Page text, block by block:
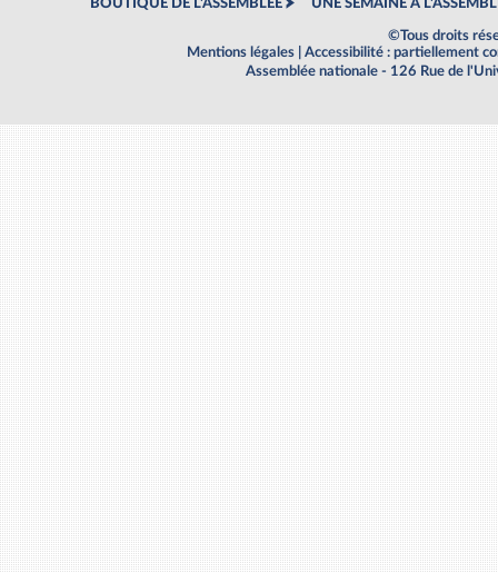
BOUTIQUE DE L'ASSEMBLEE UNE SEMAINE À
©Tous droits
Mentions légales
Accessibilité : partiellement
Assemblée nationale - 126 Rue de